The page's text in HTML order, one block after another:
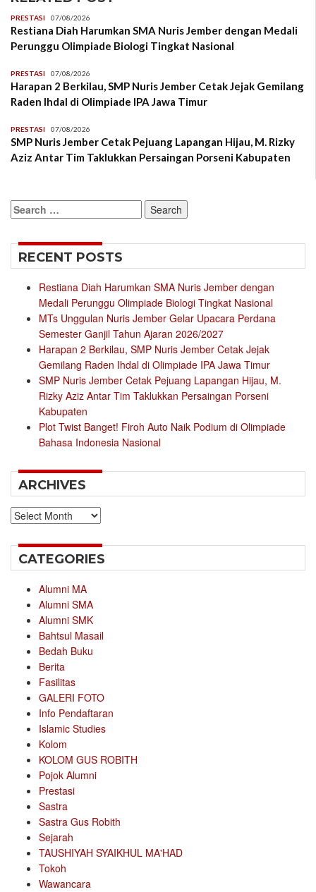
PRESTASI 07/08/2026
Restiana Diah Harumkan SMA Nuris Jember dengan Medali
Perunggu Olimpiade Biologi Tingkat Nasional
PRESTASI 07/08/2026
Harapan 2 Berkilau, SMP Nuris Jember Cetak Jejak Gemilang
Raden Ihdal di Olimpiade IPA Jawa Timur
PRESTASI 07/08/2026
SMP Nuris Jember Cetak Pejuang Lapangan Hijau, M. Rizky
Aziz Antar Tim Taklukkan Persaingan Porseni Kabupaten
Search
for:
RECENT POSTS
Restiana Diah Harumkan SMA Nuris Jember dengan
Medali Perunggu Olimpiade Biologi Tingkat Nasional
MTs Unggulan Nuris Jember Gelar Upacara Perdana
Semester Ganjil Tahun Ajaran 2026/2027
Harapan 2 Berkilau, SMP Nuris Jember Cetak Jejak
Gemilang Raden Ihdal di Olimpiade IPA Jawa Timur
SMP Nuris Jember Cetak Pejuang Lapangan Hijau, M.
Rizky Aziz Antar Tim Taklukkan Persaingan Porseni
Kabupaten
Plot Twist Banget! Firoh Auto Naik Podium di Olimpiade
Bahasa Indonesia Nasional
ARCHIVES
Archives
CATEGORIES
Alumni MA
Alumni SMA
Alumni SMK
Bahtsul Masail
Bedah Buku
Berita
Fasilitas
GALERI FOTO
Info Pendaftaran
Islamic Studies
Kolom
KOLOM GUS ROBITH
Pojok Alumni
Prestasi
Sastra
Sastra Gus Robith
Sejarah
TAUSHIYAH SYAIKHUL MA'HAD
Tokoh
Wawancara